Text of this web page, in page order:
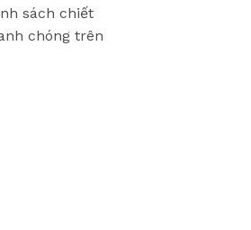
sách chiết
chóng trên